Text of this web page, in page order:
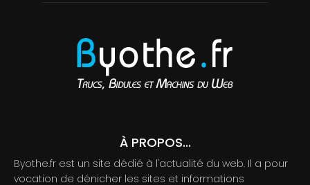
À PROPOS...
Byothe.fr est un site dédié à l'actualité du web. Il a pour
vocation de dénicher les sites et informations